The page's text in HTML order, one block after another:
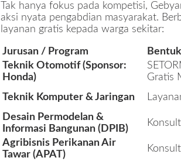
Tak hanya fokus pada kompetisi,
aksi nyata pengabdian masyarakat.
layanan gratis kepada warga sekitar:
Jurusan / Program
Teknik Otomotif (Sponsor:
Honda)
Gratis
Teknik Komputer & Jaringan
Desain Permodelan &
Informasi Bangunan (DPIB)
Agribisnis Perikanan Air
Tawar (APAT)